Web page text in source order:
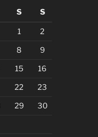
S S
1 2
8 9
15 16
22 23
29 30